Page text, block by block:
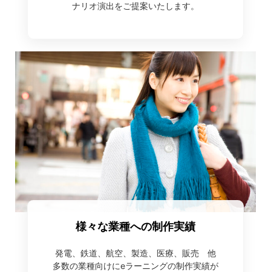
ナリオ演出をご提案いたします。
様々な業種への制作実績
発電、鉄道、航空、製造、医療、販売 他
多数の業種向けにeラーニングの制作実績が